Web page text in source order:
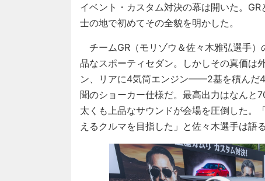
イベント・カスタム対決の幕は開いた。
士の地で初めてその全貌を明かした。
チームGR（モリゾウ＆佐々木雅弘選手）
品なスポーティセダン。しかしその真価は
ン、リアに4気筒エンジン——2基を積んだ
聞のショーカー仕様だ。最高出力はなんと
太くも上品なサウンドが会場を圧倒した。
えるクルマを目指した」と佐々木選手は語る